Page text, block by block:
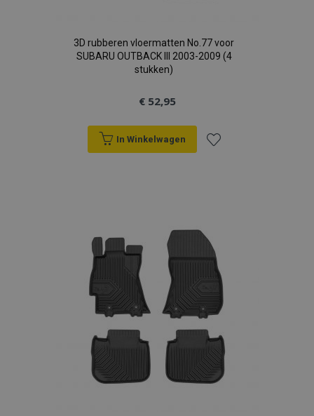
3D rubberen vloermatten No.77 voor
SUBARU OUTBACK III 2003-2009 (4
stukken)
€ 52,95
In Winkelwagen
verlanglijst